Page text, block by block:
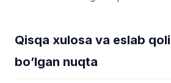
Qisqa xulosa va eslab
bo’lgan nuqta